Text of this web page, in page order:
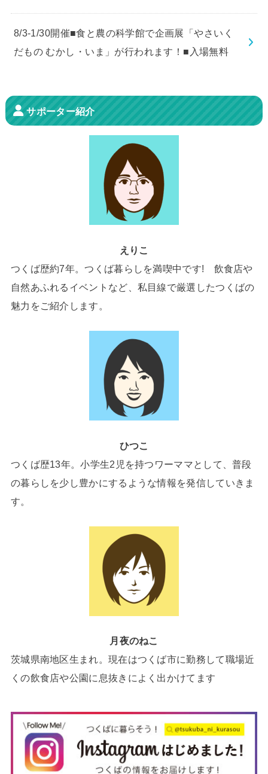
8/3-1/30開催■食と農の科学館で企画展「やさいく
だもの むかし・いま」が行われます！■入場無料
サポーター紹介
えりこ
つくば歴約7年。つくば暮らしを満喫中です! 飲食店や
自然あふれるイベントなど、私目線で厳選したつくばの
魅力をご紹介します。
ひつこ
つくば歴13年。小学生2児を持つワーママとして、普段
の暮らしを少し豊かにするような情報を発信していきま
す。
月夜のねこ
茨城県南地区生まれ。現在はつくば市に勤務して職場近
くの飲食店や公園に息抜きによく出かけてます